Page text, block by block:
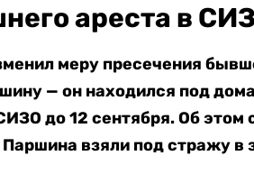
ареста в
меру пресечения
— он находился под
до 12 сентября. Об этом
Паршина взяли под стражу в